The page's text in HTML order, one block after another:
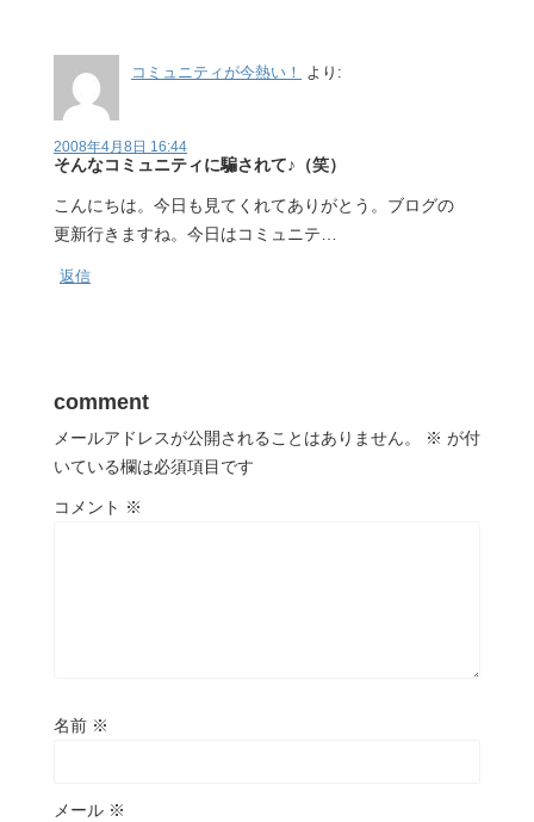
コミュニティが今熱い！ より:
2008年4月8日 16:44
そんなコミュニティに騙されて♪（笑）
こんにちは。今日も見てくれてありがとう。ブログの
更新行きますね。今日はコミュニテ…
返信
comment
メールアドレスが公開されることはありません。 ※ が付
いている欄は必須項目です
コメント ※
名前 ※
メール ※